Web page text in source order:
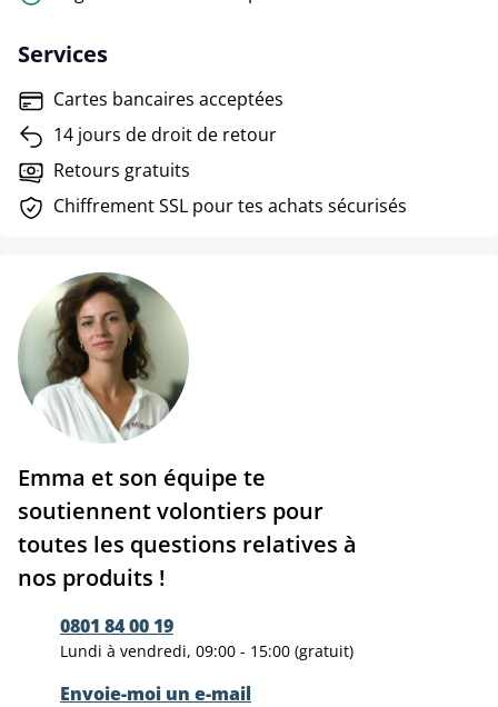
Services
Cartes bancaires acceptées
14 jours de droit de retour
Retours gratuits
Chiffrement SSL pour tes achats sécurisés
Emma et son équipe te
soutiennent volontiers pour
toutes les questions relatives à
nos produits !
0801 84 00 19
Lundi à vendredi, 09:00 - 15:00 (gratuit)
Envoie-moi un e-mail